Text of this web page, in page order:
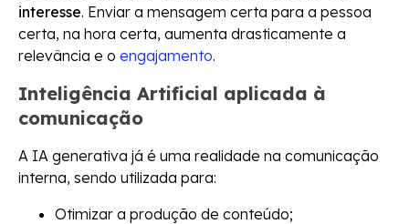
interesse. Enviar a mensagem certa para a pessoa
certa, na hora certa, aumenta drasticamente a
relevância e o engajamento.
Inteligência Artificial aplicada à
comunicação
A IA generativa já é uma realidade na comunicação
interna, sendo utilizada para:
Otimizar a produção de conteúdo;